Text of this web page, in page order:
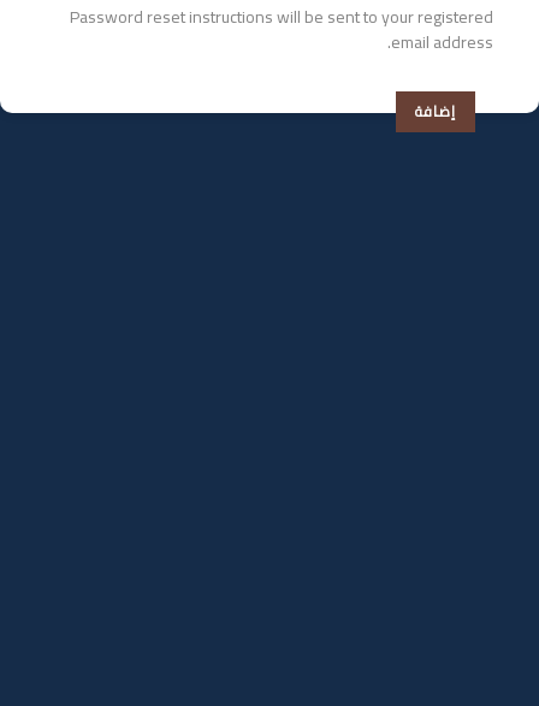
Password reset instructions will be sent to your registered
email address.